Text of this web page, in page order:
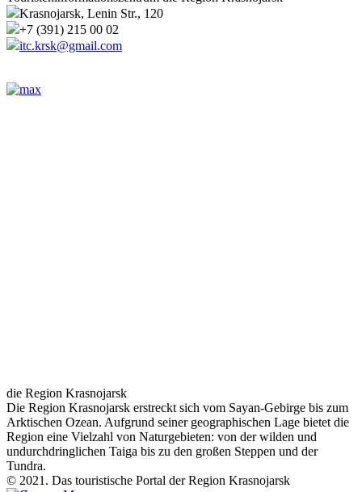
Krasnojarsk, Lenin Str., 120
+7 (391) 215 00 02
itc.krsk@gmail.com
die Region Krasnojarsk
Die Region Krasnojarsk erstreckt sich vom Sayan-Gebirge bis zum
Arktischen Ozean. Aufgrund seiner geographischen Lage bietet die
Region eine Vielzahl von Naturgebieten: von der wilden und
undurchdringlichen Taiga bis zu den großen Steppen und der
Tundra.
© 2021. Das touristische Portal der Region Krasnojarsk